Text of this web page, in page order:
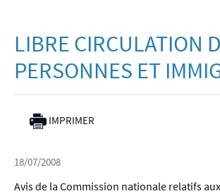
LIBRE CIRCULATION
PERSONNES ET
IMPRIMER
18/07/2008
Avis de la Commission nationale relatifs